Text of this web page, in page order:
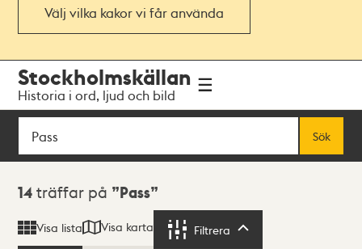
Välj vilka kakor vi får använda
navigationen
huvudinnehållet
Stockholmskällan
Historia i ord, ljud och bild
Sök
Sök
Sökresultat
14 träffar på Pass
Visa lista Visa karta Filtrera